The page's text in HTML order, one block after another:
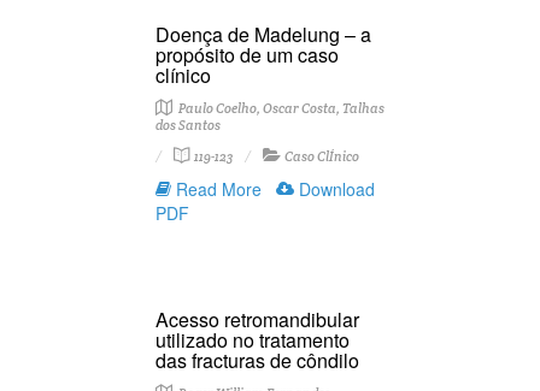
Doença de Madelung – a
propósito de um caso
clínico
Paulo Coelho, Oscar Costa, Talhas
dos Santos
119-123
Caso ClÍnico
Read More
Download
PDF
Acesso retromandibular
utilizado no tratamento
das fracturas de côndilo